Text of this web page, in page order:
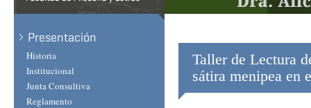
Presentación
Historia
Institucional
Junta Consultiva
Reglamento
Taller de Lectura
sátira menipea en